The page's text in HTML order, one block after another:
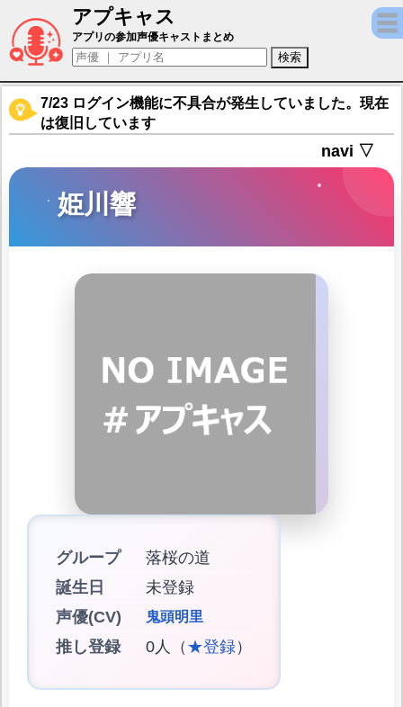
アプキャス
姫川響（声優：鬼頭明里)【雀魂 -じゃんたま
アプリの参加声優キャストまとめ
7/23 ログイン機能に不具合が発生していました。現在
は復旧しています
navi ▽
姫川響
グループ
落桜の道
誕生日
未登録
声優(CV)
鬼頭明里
推し登録 0人（ ★登録）